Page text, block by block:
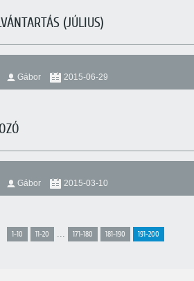
(JÚLIUS)
Gábor 2015-06-29
Gábor 2015-03-10
1-10 11-20 ... 171-180 181-190 191-200